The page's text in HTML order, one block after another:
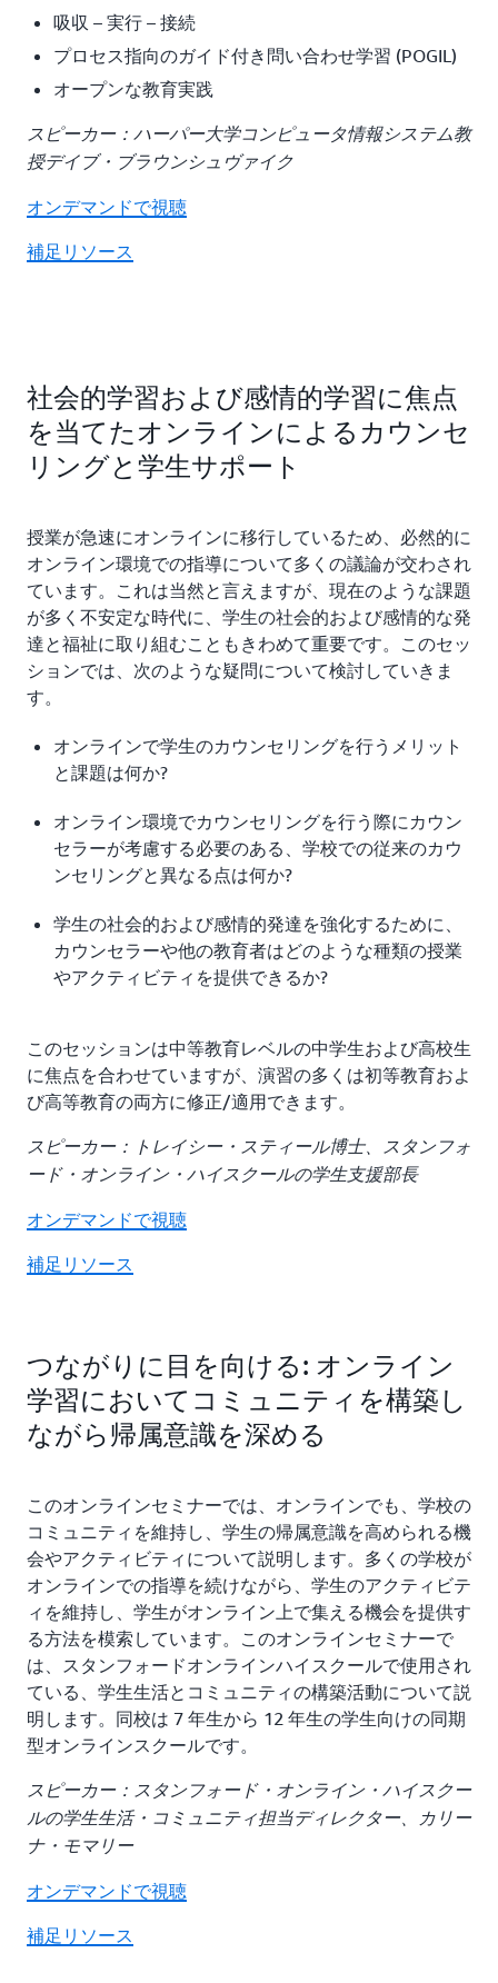
吸収 – 実行 – 接続
プロセス指向のガイド付き問い合わせ学習 (POGIL)
オープンな教育実践
スピーカー：ハーパー大学コンピュータ情報システム教
授デイブ・ブラウンシュヴァイク
オンデマンドで視聴
補足リソース
社会的学習および感情的学習に焦点
を当てたオンラインによるカウンセ
リングと学生サポート
授業が急速にオンラインに移行しているため、必然的に
オンライン環境での指導について多くの議論が交わされ
ています。これは当然と言えますが、現在のような課題
が多く不安定な時代に、学生の社会的および感情的な発
達と福祉に取り組むこともきわめて重要です。このセッ
ションでは、次のような疑問について検討していきま
す。
オンラインで学生のカウンセリングを行うメリット
と課題は何か?
オンライン環境でカウンセリングを行う際にカウン
セラーが考慮する必要のある、学校での従来のカウ
ンセリングと異なる点は何か?
学生の社会的および感情的発達を強化するために、
カウンセラーや他の教育者はどのような種類の授業
やアクティビティを提供できるか?
このセッションは中等教育レベルの中学生および高校生
に焦点を合わせていますが、演習の多くは初等教育およ
び高等教育の両方に修正/適用できます。
スピーカー：トレイシー・スティール博士、スタンフォ
ード・オンライン・ハイスクールの学生支援部長
オンデマンドで視聴
補足リソース
つながりに目を向ける: オンライン
学習においてコミュニティを構築し
ながら帰属意識を深める
このオンラインセミナーでは、オンラインでも、学校の
コミュニティを維持し、学生の帰属意識を高められる機
会やアクティビティについて説明します。多くの学校が
オンラインでの指導を続けながら、学生のアクティビテ
ィを維持し、学生がオンライン上で集える機会を提供す
る方法を模索しています。このオンラインセミナーで
は、スタンフォードオンラインハイスクールで使用され
ている、学生生活とコミュニティの構築活動について説
明します。同校は 7 年生から 12 年生の学生向けの同期
型オンラインスクールです。
スピーカー：スタンフォード・オンライン・ハイスクー
ルの学生生活・コミュニティ担当ディレクター、カリー
ナ・モマリー
オンデマンドで視聴
補足リソース